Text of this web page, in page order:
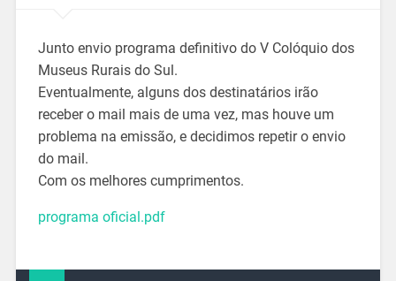
Junto envio programa definitivo do V Colóquio dos
Museus Rurais do Sul.
Eventualmente, alguns dos destinatários irão
receber o mail mais de uma vez, mas houve um
problema na emissão, e decidimos repetir o envio
do mail.
Com os melhores cumprimentos.
programa oficial.pdf